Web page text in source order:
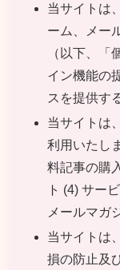
当サイトは
ーム、メー
（以下、「
イン機能の
スを提供す
当サイトは
利用いたし
料記事の購
ト (4) サー
メールマガ
当サイトは
損の防止及